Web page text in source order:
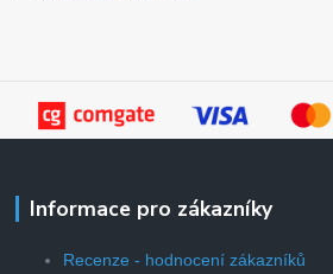
Informace pro zákazníky
Recenze - hodnocení zákazníků